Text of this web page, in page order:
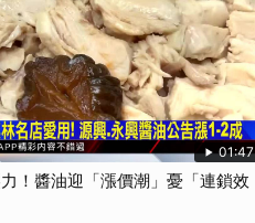
01:47
！醬油迎「漲價潮」憂「連鎖效